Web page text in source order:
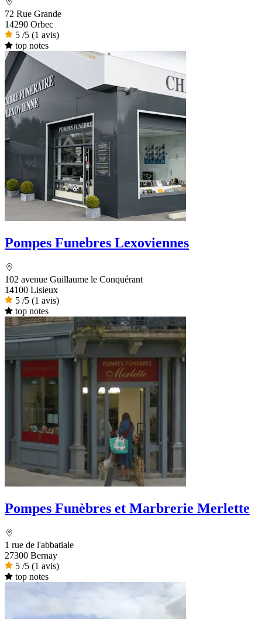
72 Rue Grande
14290 Orbec
5 /5 (1 avis)
top notes
Pompes Funebres Lexoviennes
102 avenue Guillaume le Conquérant
14100 Lisieux
5 /5 (1 avis)
top notes
Pompes Funèbres et Marbrerie Merlette
1 rue de l'abbatiale
27300 Bernay
5 /5 (1 avis)
top notes